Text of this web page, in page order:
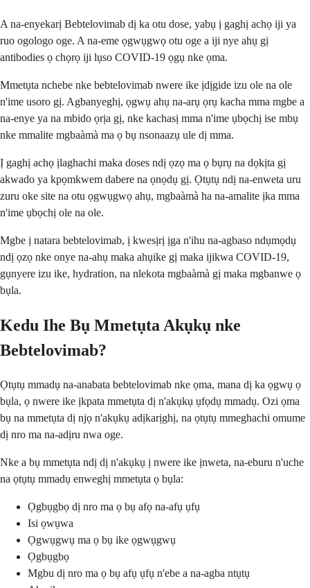
A na-enyekarị Bebtelovimab dị ka otu dose, yabụ ị gaghị achọ iji ya
ruo ogologo oge. A na-eme ọgwụgwọ otu oge a iji nye ahụ gị
antibodies ọ chọrọ iji lụso COVID-19 ọgụ nke ọma.
Mmetụta nchebe nke bebtelovimab nwere ike ịdịgide izu ole na ole
n'ime usoro gị. Agbanyeghị, ọgwụ ahụ na-arụ ọrụ kacha mma mgbe a
na-enye ya na mbido ọrịa gị, nke kachasị mma n'ime ụbọchị ise mbụ
nke mmalite mgbaàmà ma ọ bụ nsonaazụ ule dị mma.
Ị gaghị achọ ịlaghachi maka doses ndị ọzọ ma ọ bụrụ na dọkịta gị
akwado ya kpọmkwem dabere na ọnọdụ gị. Ọtụtụ ndị na-enweta uru
zuru oke site na otu ọgwụgwọ ahụ, mgbaàmà ha na-amalite ịka mma
n'ime ụbọchị ole na ole.
Mgbe ị natara bebtelovimab, ị kwesịrị ịga n'ihu na-agbaso ndụmọdụ
ndị ọzọ nke onye na-ahụ maka ahụike gị maka ijikwa COVID-19,
gụnyere izu ike, hydration, na nlekota mgbaàmà gị maka mgbanwe ọ
bụla.
Kedu Ihe Bụ Mmetụta Akụkụ nke
Bebtelovimab?
Ọtụtụ mmadụ na-anabata bebtelovimab nke ọma, mana dị ka ọgwụ ọ
bụla, ọ nwere ike ịkpata mmetụta dị n'akụkụ ụfọdụ mmadụ. Ozi ọma
bụ na mmetụta dị njọ n'akụkụ adịkarịghị, na ọtụtụ mmeghachi omume
dị nro ma na-adịru nwa oge.
Nke a bụ mmetụta ndị dị n'akụkụ ị nwere ike ịnweta, na-eburu n'uche
na ọtụtụ mmadụ enweghị mmetụta ọ bụla:
Ọgbụgbọ dị nro ma ọ bụ afọ na-afụ ụfụ
Isi ọwụwa
Ọgwụgwụ ma ọ bụ ike ọgwụgwụ
Ọgbụgbọ
Mgbu dị nro ma ọ bụ afụ ụfụ n'ebe a na-agba ntụtụ